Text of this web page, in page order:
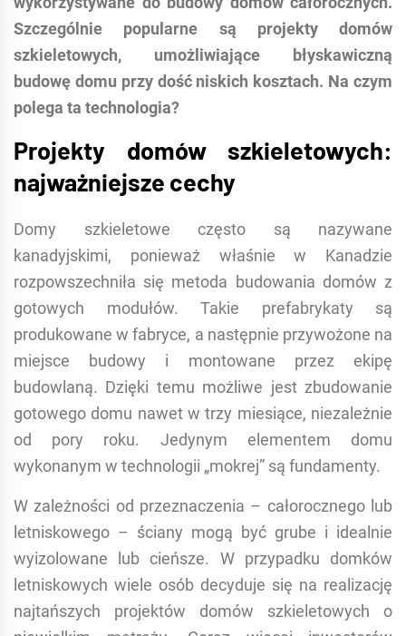
Szczególnie popularne są projekty domów
szkieletowych, umożliwiające błyskawiczną
budowę domu przy dość niskich kosztach. Na czym
polega ta technologia?
Projekty domów szkieletowych:
najważniejsze cechy
Domy szkieletowe często są nazywane
kanadyjskimi, ponieważ właśnie w Kanadzie
rozpowszechniła się metoda budowania domów z
gotowych modułów. Takie prefabrykaty są
produkowane w fabryce, a następnie przywożone na
miejsce budowy i montowane przez ekipę
budowlaną. Dzięki temu możliwe jest zbudowanie
gotowego domu nawet w trzy miesiące, niezależnie
od pory roku. Jedynym elementem domu
wykonanym w technologii „mokrej” są fundamenty.
W zależności od przeznaczenia – całorocznego lub
letniskowego – ściany mogą być grube i idealnie
wyizolowane lub cieńsze. W przypadku domków
letniskowych wiele osób decyduje się na realizację
najtańszych projektów domów szkieletowych o